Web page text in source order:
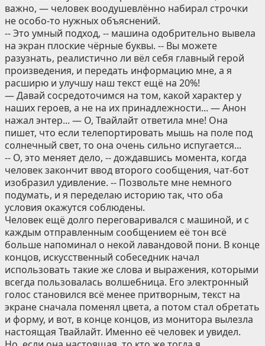
важно, — человек воодушевлённо набирал строчки
не особо-то нужных объяснений.
-- Это умный подход, -- машина одобрительно вывела
на экран плоские чёрные буквы. -- Вы можете
разузнать, реалистично ли вёл себя главный герой
произведения, и передать информацию мне, а я
расширю и улучшу наш текст ещё на 20%!
— Давай сосредоточимся на том, какой характер у
наших героев, а не на их принадлежности... — Анон
нажал энтер... — О, Твайлайт ответила мне! Она
пишет, что если телепортировать мышь на поле под
солнечный свет, то она очень сильно испугается...
-- О, это меняет дело, -- дождавшись момента, когда
человек закончит ввод второго сообщения, чат-бот
изобразил удивление. -- Позвольте мне немного
подумать, и я переделаю историю так, что оба
условия окажутся соблюдены.
Человек ещё долго переговаривался с машиной, и с
каждым отправленным сообщением её тон всё
больше напоминал о некой лавандовой пони. В конце
концов, искусственный собеседник начал
использовать такие же слова и выражения, которыми
всегда пользовалась волшебница. Его электронный
голос становился всё менее притворным, текст на
экране сначала поменял цвета, а потом стал обретать
и форму, и вот, в конце концов, из монитора вылезла
настоящая Твайлайт. Именно её человек и увидел.